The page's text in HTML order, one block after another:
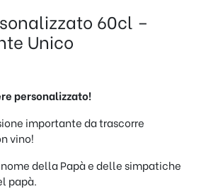
60cl –
Unico
personalizzato!
importante da trascorre
vino!
della Papà e delle simpatiche
papà.